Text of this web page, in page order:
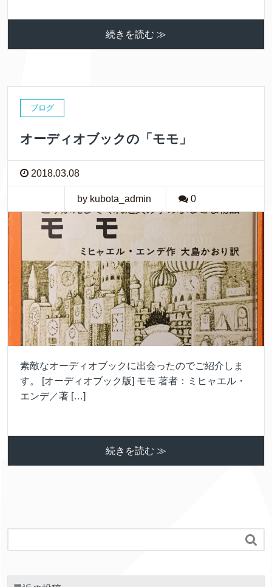
続きを読む ≫
ブログ
オーディオブックの「モモ」
2018.03.08
by kubota_admin 0
素敵なオーディオブックに出会ったのでご紹介しま
す。 [オーディオブック版] モモ 著者：ミヒャエル・
エンデ／著 […]
続きを読む ≫
